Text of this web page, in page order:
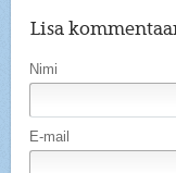
Lisa
Nimi
E-mail